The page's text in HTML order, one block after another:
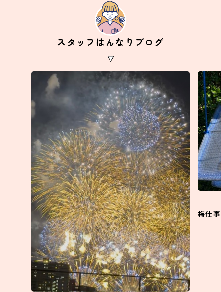
スタッフはんなりブログ
梅仕事